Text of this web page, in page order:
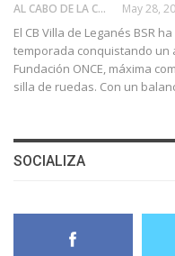
AL CABO DE LA CALLE May 28,
El CB Villa de Leganés BSR
temporada conquistando un
Fundación ONCE, máxima
silla de ruedas. Con un
SOCIALIZA